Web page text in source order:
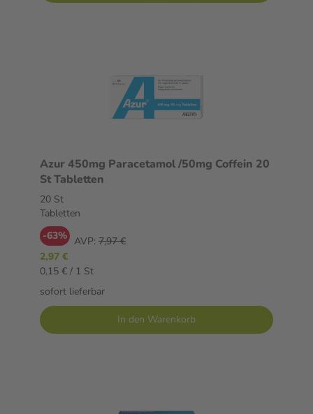
Azur 450mg Paracetamol /50mg Coffein 20
St Tabletten
20 St
Tabletten
-63% AVP: 7,97 €
2,97 €
0,15 € / 1 St
sofort lieferbar
In den Warenkorb